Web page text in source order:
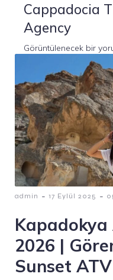
Cappadocia
Agency
Görüntülenecek bir
admin - 17 Eylül 2025 -
2026 |
Sunset